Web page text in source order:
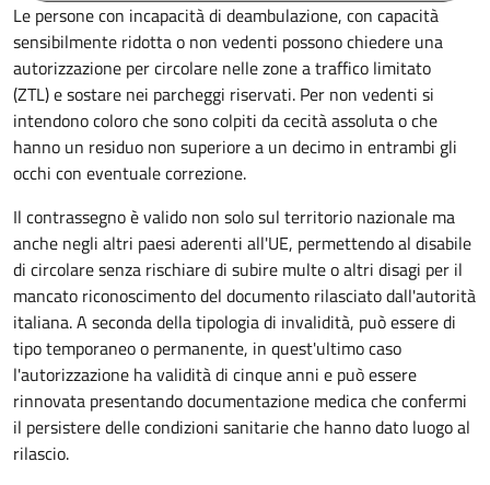
Le persone con incapacità di deambulazione, con capacità
sensibilmente ridotta o non vedenti possono chiedere una
autorizzazione per circolare nelle zone a traffico limitato
(ZTL) e sostare nei parcheggi riservati. Per non vedenti si
intendono coloro che sono colpiti da cecità assoluta o che
hanno un residuo non superiore a un decimo in entrambi gli
occhi con eventuale correzione.
Il contrassegno è valido non solo sul territorio nazionale ma
anche negli altri paesi aderenti all'UE, permettendo al disabile
di circolare senza rischiare di subire multe o altri disagi per il
mancato riconoscimento del documento rilasciato dall'autorità
italiana. A seconda della tipologia di invalidità, può essere di
tipo temporaneo o permanente, in quest'ultimo caso
l'autorizzazione ha validità di cinque anni e può essere
rinnovata presentando documentazione medica che confermi
il persistere delle condizioni sanitarie che hanno dato luogo al
rilascio.